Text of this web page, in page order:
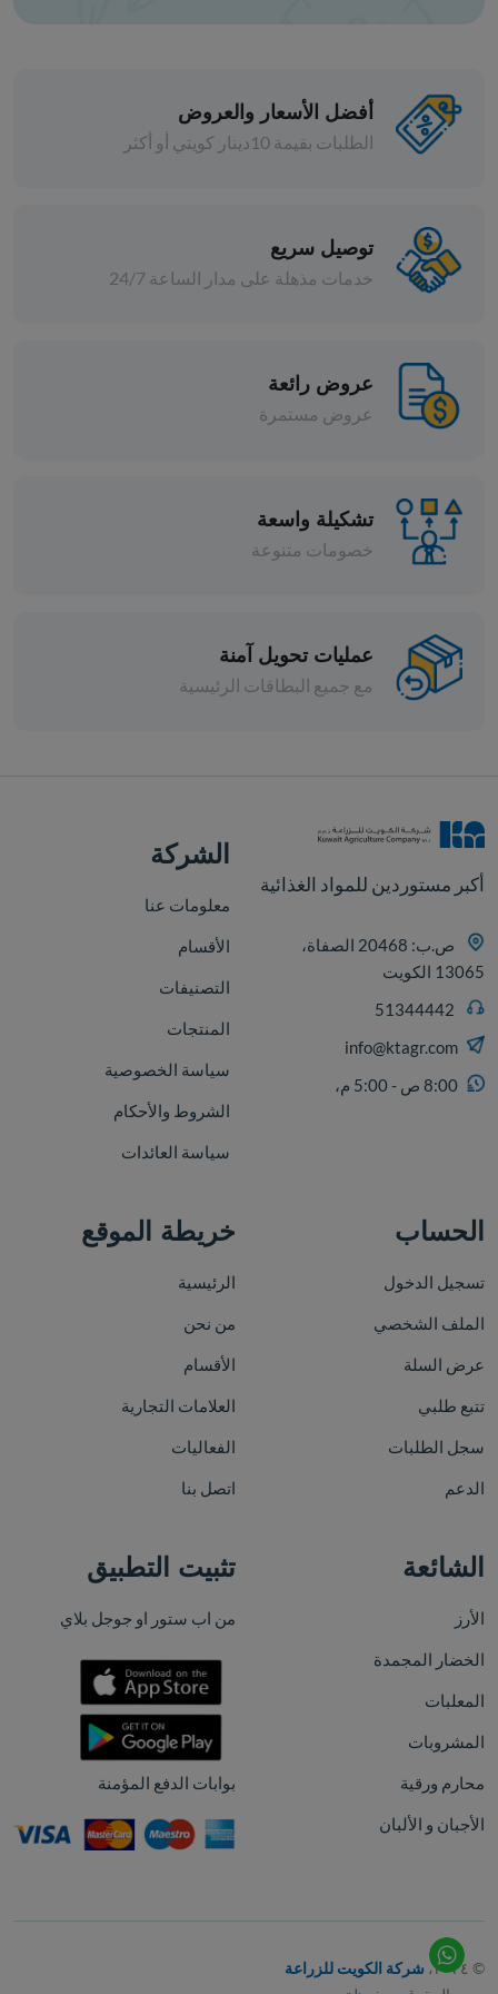
ماش أصفر مجروش
أفضل الأسعار والعروض
الطلبات بقيمة 10دينار كويتي أو أكثر
توصيل سريع
خدمات مذهلة على مدار الساعة 24/7
عروض رائعة
عروض مستمرة
تشكيلة واسعة
خصومات متنوعة
عمليات تحويل آمنة
مع جميع البطاقات الرئيسية
أكبر مستوردين للمواد الغذائية
ص.ب: 20468 الصفاة،
13065 الكويت
info@ktagr.com
8:00 ص - 5:00 م،
الشركة
معلومات عنا
الأقسام
التصنيفات
المنتجات
سياسة الخصوصية
الشروط والأحكام
سياسة العائدات
الحساب
تسجيل الدخول
الملف الشخصي
عرض السلة
تتبع طلبي
سجل الطلبات
الدعم
خريطة الموقع
الرئيسية
من نحن
الأقسام
العلامات التجارية
الفعاليات
اتصل بنا
الشائعة
الأرز
الخضار المجمدة
المعلبات
المشروبات
محارم ورقية
الأجبان و الألبان
تثبيت التطبيق
من اب ستور او جوجل بلاي
بوابات الدفع المؤمنة
© ٢٠٢٤،
شركة الكويت للزراعة